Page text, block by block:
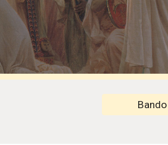
Bando